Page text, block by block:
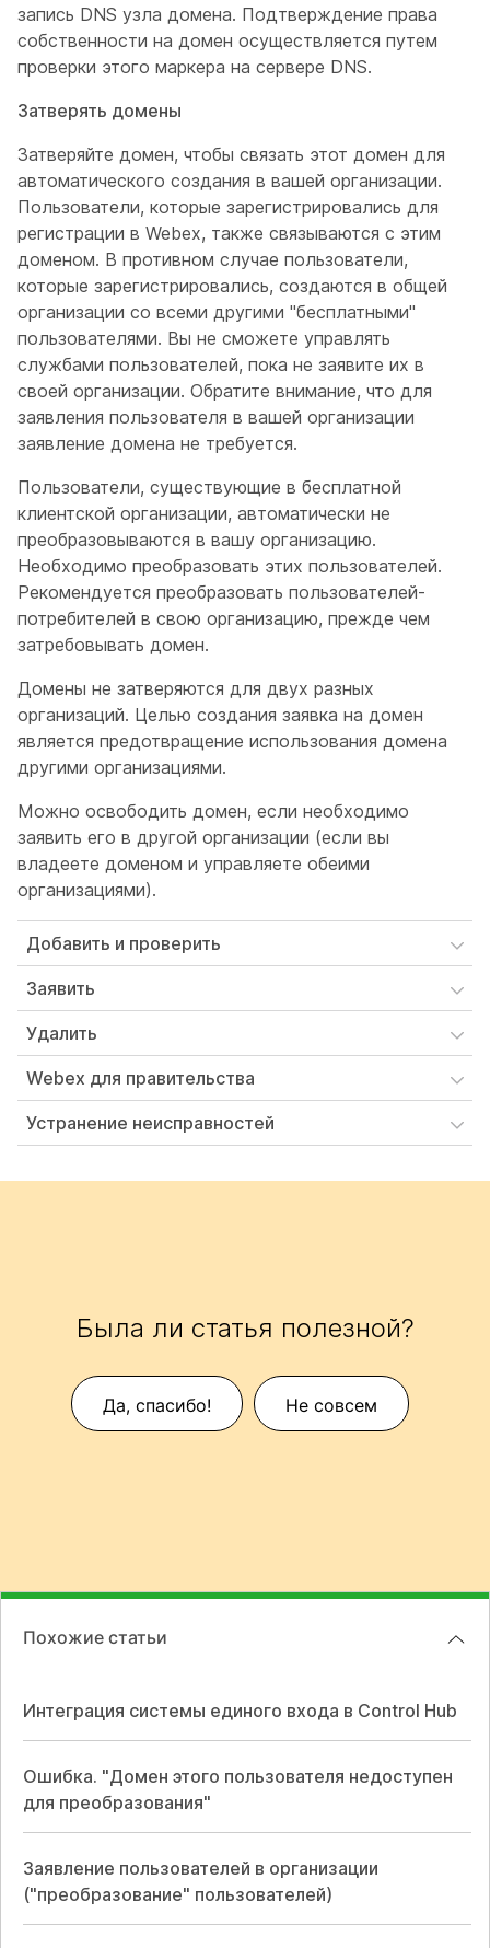
запись DNS узла домена. Подтверждение права
собственности на домен осуществляется путем
проверки этого маркера на сервере DNS.
Затверять домены
Затверяйте домен, чтобы связать этот домен для
автоматического создания в вашей организации.
Пользователи, которые зарегистрировались для
регистрации в Webex, также связываются с этим
доменом. В противном случае пользователи,
которые зарегистрировались, создаются в общей
организации со всеми другими "бесплатными"
пользователями. Вы не сможете управлять
службами пользователей, пока не заявите их в
своей организации. Обратите внимание, что для
заявления пользователя в вашей организации
заявление домена не требуется.
Пользователи, существующие в бесплатной
клиентской организации, автоматически не
преобразовываются в вашу организацию.
Необходимо преобразовать этих пользователей.
Рекомендуется преобразовать пользователей-
потребителей в свою организацию, прежде чем
затребовывать домен.
Домены не затверяются для двух разных
организаций. Целью создания заявка на домен
является предотвращение использования домена
другими организациями.
Можно освободить домен, если необходимо
заявить его в другой организации (если вы
владеете доменом и управляете обеими
организациями).
Добавить и проверить
Заявить
Удалить
Webex для правительства
Устранение неисправностей
Была ли статья полезной?
Да, спасибо! Не совсем
Похожие статьи
Интеграция системы единого входа в Control Hub
Ошибка. "Домен этого пользователя недоступен
для преобразования"
Заявление пользователей в организации
("преобразование" пользователей)